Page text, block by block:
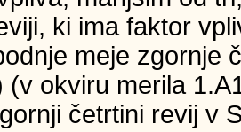
ki ima faktor
meje zgornje
(v okviru merila
četrtini revij v